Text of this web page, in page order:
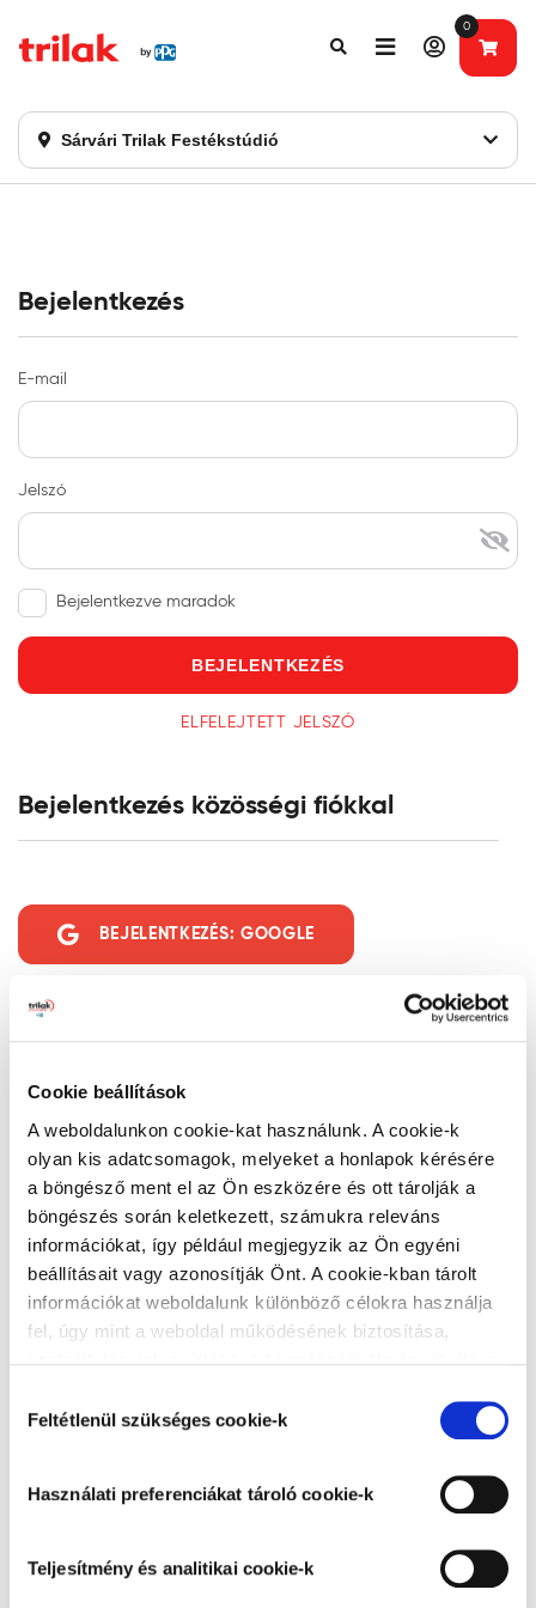
Cookie beállítások
A weboldalunkon cookie-kat használunk. A cookie-k
olyan kis adatcsomagok, melyeket a honlapok kérésére
a böngésző ment el az Ön eszközére és ott tárolják a
böngészés során keletkezett, számukra releváns
információkat, így például megjegyzik az Ön egyéni
beállításait vagy azonosítják Önt. A cookie-kban tárolt
információkat weboldalunk különböző célokra használja
fel, úgy mint a weboldal működésének biztosítása,
szabott ajánlatok megjelenítése, látogatottsági adatok
elemzése. A weboldalunk által alkalmazott cookie-k,
különösen a Google Analytics cookie-k működéséről,
azok letiltásáról azAdatkezelési tájékoztatóban
gombra kattintva hozzájárul a teljesítmény és analitikai,
használati preferenciákat tároló, besorolás alatt álló és
kiválasztása
Feltétlenül szükséges cookie-k
Használati preferenciákat tároló cookie-k
Teljesítmény és analitikai cookie-k
Sárvári Trilak Festékstúdió
0
Fontos tájékoztatás!
Bejelentkezés
E-mail
Jelszó
Bejelentkezve maradok
BEJELENTKEZÉS
ELFELEJTETT JELSZÓ
Bejelentkezés közösségi fiókkal
BEJELENTKEZÉS: GOOGLE
Email
Keresztnév